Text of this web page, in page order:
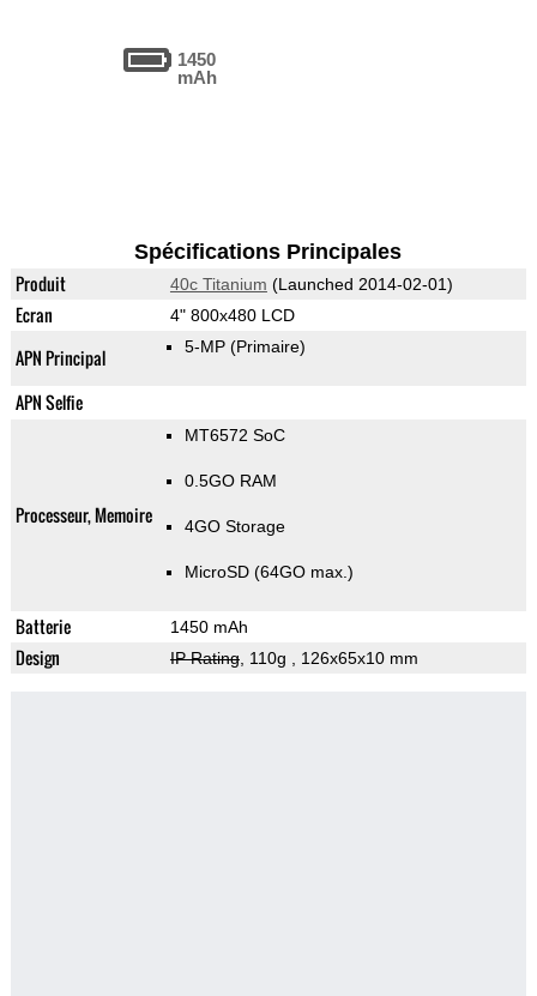
1450
mAh
Spécifications Principales
Produit 40c Titanium (Launched 2014-02-01)
Ecran 4" 800x480 LCD
APN Principal 5-MP (Primaire)
APN Selfie
Processeur, Memoire
MT6572 SoC
0.5GO RAM
4GO Storage
MicroSD (64GO max.)
Batterie 1450 mAh
Design IP Rating, 110g , 126x65x10 mm